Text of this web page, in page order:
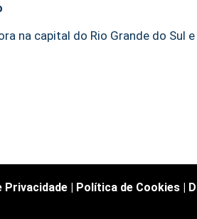
na capital do Rio Grande do Sul
Privacidade| Política de Cookies|